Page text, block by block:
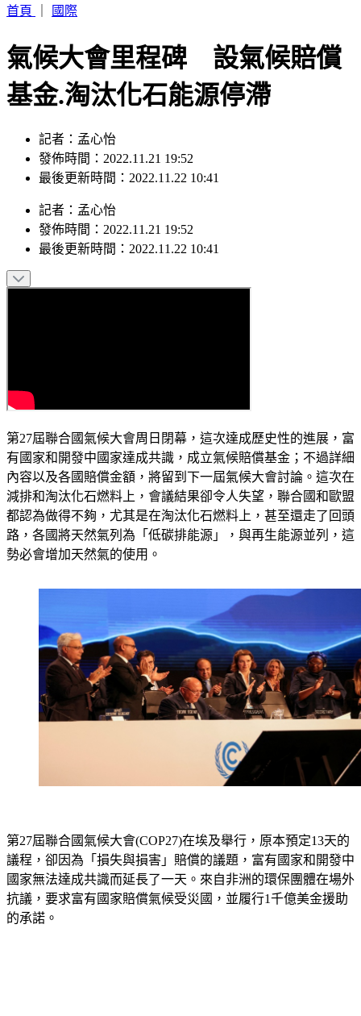
首頁
國際
氣候大會里程碑 設氣候賠償
基金.淘汰化石能源停滯
記者：孟心怡
發佈時間：2022.11.21 19:52
最後更新時間：2022.11.22 10:41
記者 ： 孟心怡
發佈時間： 2022.11.21 19:52
最後更新時間： 2022.11.22 10:41
第27屆聯合國氣候大會周日閉幕，這次達成歷史性的進展，富
有國家和開發中國家達成共識，成立氣候賠償基金；不過詳細
內容以及各國賠償金額，將留到下一屆氣候大會討論。這次在
減排和淘汰化石燃料上，會議結果卻令人失望，聯合國和歐盟
都認為做得不夠，尤其是在淘汰化石燃料上，甚至還走了回頭
路，各國將天然氣列為「低碳排能源」，與再生能源並列，這
勢必會增加天然氣的使用。
第27屆聯合國氣候大會(COP27)在埃及舉行，原本預定13天的
議程，卻因為「損失與損害」賠償的議題，富有國家和開發中
國家無法達成共識而延長了一天。來自非洲的環保團體在場外
抗議，要求富有國家賠償氣候受災國，並履行1千億美金援助
的承諾。